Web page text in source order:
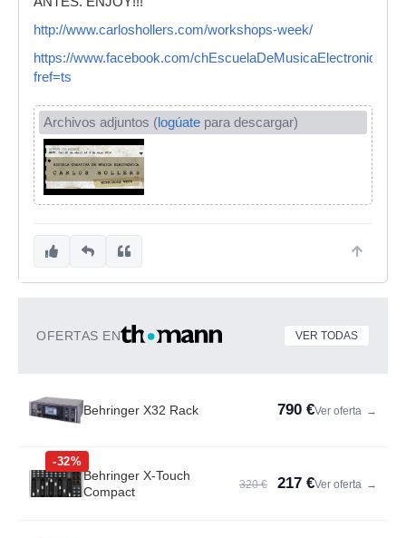
http://www.carloshollers.com/workshops-week/
https://www.facebook.com/chEscuelaDeMusicaElectronica?
fref=ts
Archivos adjuntos (logúate para descargar)
OFERTAS EN VER TODAS
Behringer X32 Rack 790 €Ver oferta →
-32%
Behringer X-Touch
Compact
320 € 217 €Ver oferta →